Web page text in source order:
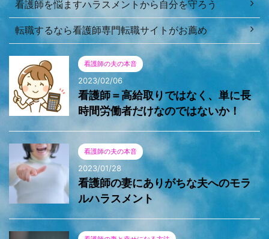
看護師を悩ますハラスメントから自分を守ろう
転職するなら看護師専門転職サイトがお薦め
看護師の夫の本音
2023/02/06
看護師＝高給取りではなく、単に長
時間労働者だけなのではないか！
看護師の夫の本音
2023/01/28
看護師の妻にありがちな夫へのモラ
ルハラスメント